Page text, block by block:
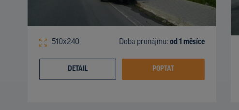
510x240 Doba pronájmu: od 1 měsíce
DETAIL POPTAT